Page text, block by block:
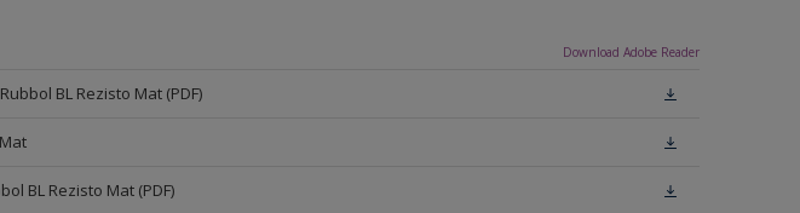
Download Adobe Reader
BL Rezisto Mat (PDF)
BL Rezisto Mat (PDF)